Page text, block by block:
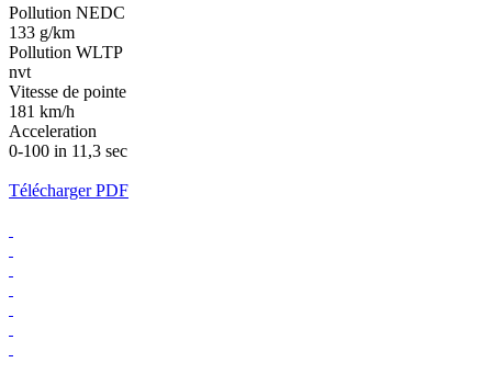
Pollution NEDC
133 g/km
Pollution WLTP
nvt
Vitesse de pointe
181 km/h
Acceleration
0-100 in 11,3 sec
Télécharger PDF